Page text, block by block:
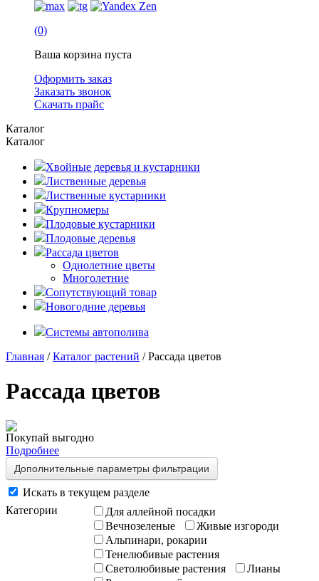
(0)
Ваша корзина пуста
Оформить заказ
Заказать звонок
Скачать прайс
Каталог
Каталог
Хвойные деревья и кустарники
Лиственные деревья
Лиственные кустарники
Крупномеры
Плодовые кустарники
Плодовые деревья
Рассада цветов
Однолетние цветы
Многолетние
Сопутствующий товар
Новогодние деревья
Системы автополива
Главная /Каталог растений / Рассада цветов
Рассада цветов
Покупай выгодно
Подробнее
Дополнительные параметры фильтрации
Искать в текущем разделе
Категории
Для аллейной посадки
Вечнозеленые
Живые изгороди
Альпинари, рокарии
Тенелюбивые растения
Светолюбивые растения
Лианы